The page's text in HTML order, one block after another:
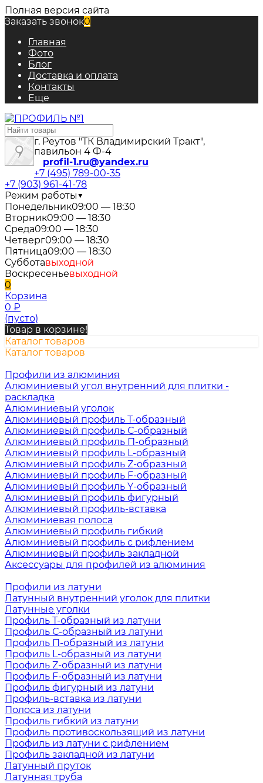
Полная версия сайта
Заказать звонок0
Главная
Фото
Блог
Доставка и оплата
Контакты
Еще
г. Реутов "ТК Владимирский Тракт",
павильон 4 Ф-4
profil-1.ru@yandex.ru
+7 (495) 789-00-35
+7 (903) 961-41-78
Режим работы▼
Понедельник09:00 — 18:30
Вторник09:00 — 18:30
Среда09:00 — 18:30
Четверг09:00 — 18:30
Пятница09:00 — 18:30
Субботавыходной
Воскресеньевыходной
0
Корзина
0 ₽
(пусто)
Товар в корзине!
Каталог товаров
Каталог товаров
Профили из алюминия
Алюминиевый угол внутренний для плитки -
раскладка
Алюминиевый уголок
Алюминиевый профиль Т-образный
Алюминиевый профиль С-образный
Алюминиевый профиль П-образный
Алюминиевый профиль L-образный
Алюминиевый профиль Z-образный
Алюминиевый профиль F-образный
Алюминиевый профиль Y-образный
Алюминиевый профиль фигурный
Алюминиевый профиль-вставка
Алюминиевая полоса
Алюминиевый профиль гибкий
Алюминиевый профиль с рифлением
Алюминиевый профиль закладной
Аксессуары для профилей из алюминия
Профили из латуни
Латунный внутренний уголок для плитки
Латунные уголки
Профиль Т-образный из латуни
Профиль С-образный из латуни
Профиль П-образный из латуни
Профиль L-образный из латуни
Профиль Z-образный из латуни
Профиль F-образный из латуни
Профиль фигурный из латуни
Профиль-вставка из латуни
Полоса из латуни
Профиль гибкий из латуни
Профиль противоскользящий из латуни
Профиль из латуни с рифлением
Профиль закладной из латуни
Латунный пруток
Латунная труба